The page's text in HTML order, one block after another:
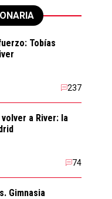
Tobías
237
a River: la
74
Gimnasia